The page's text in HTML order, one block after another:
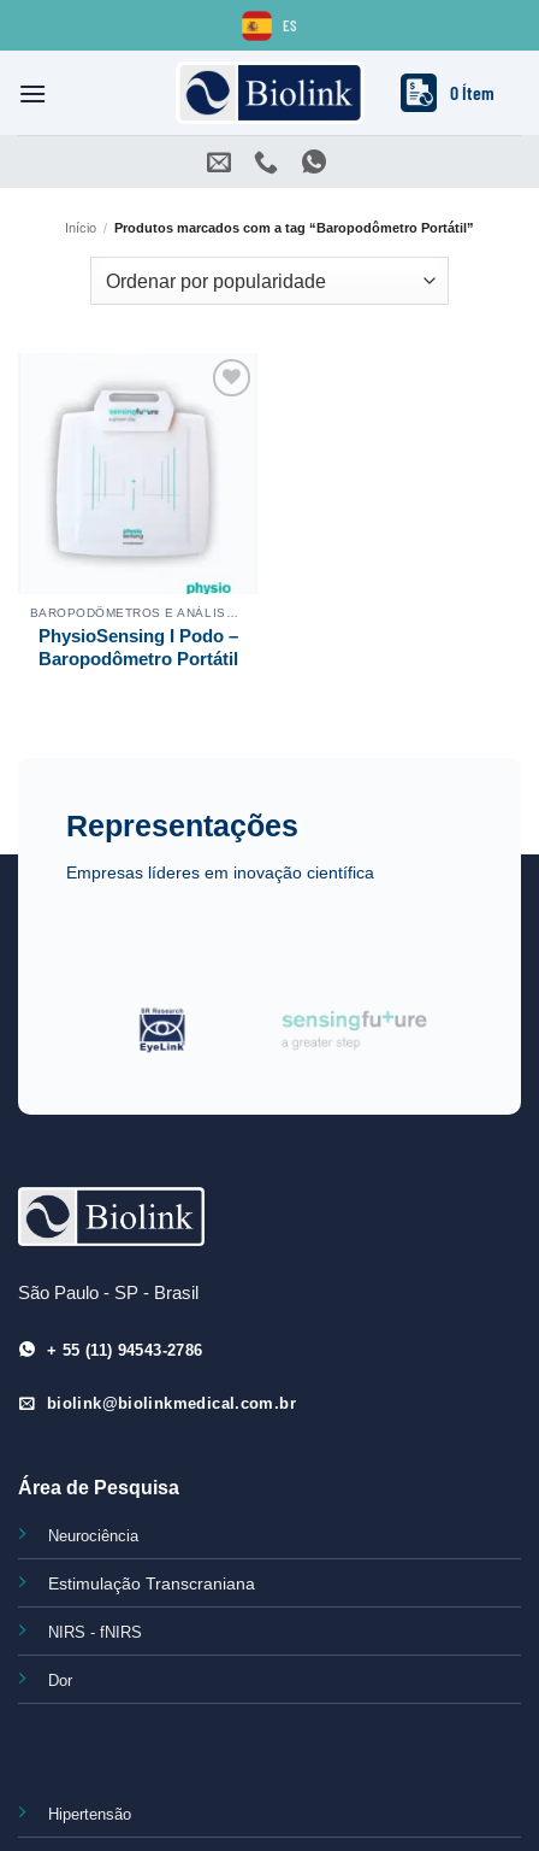
ES
0 Ítem
Início / Produtos marcados com a tag “Baropodômetro Portátil”
Adicionar
PhysioSensing I Podo –
Baropodômetro Portátil
Representações
Empresas líderes em inovação científica
São Paulo - SP - Brasil
+ 55 (11) 94543-2786
biolink@biolinkmedical.com.br
Área de Pesquisa
Neurociência
Estimulação Transcraniana
NIRS - fNIRS
Dor
Hipertensão